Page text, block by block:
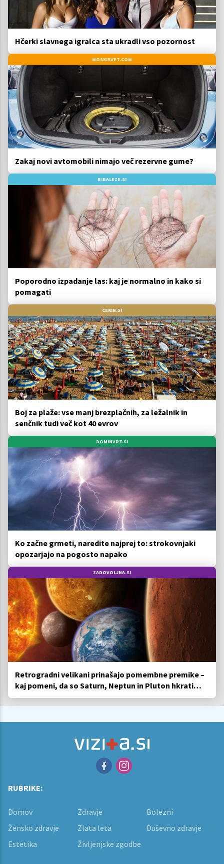
Hčerki slavnega igralca sta ukradli vso pozornost
MOSKISVET.COM
Zakaj novi avtomobili nimajo več rezervne gume?
BIBALEZE.SI
Poporodno izpadanje las: kaj je normalno in kako si
pomagati
CEKIN.SI
Boj za plaže: vse manj brezplačnih, za ležalnik in
senčnik tudi več kot 40 evrov
DOMINVRT.SI
Ko začne grmeti, naredite najprej to: strokovnjaki
opozarjajo na pogosto napako
ZADOVOLJNA.SI
Retrogradni velikani prinašajo pomembne premike –
kaj pomeni, da so Saturn, Neptun in Pluton hkrati
retrogradni?
RUBRIKE:
Domov Zdravje
Bolezni
Žensko zdravje
Zlata leta
Duševno zdravje
Estetika
Življenjske zgodbe